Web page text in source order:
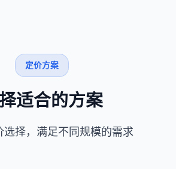
定价方案
适合的方案
选择，满足不同规模的需求